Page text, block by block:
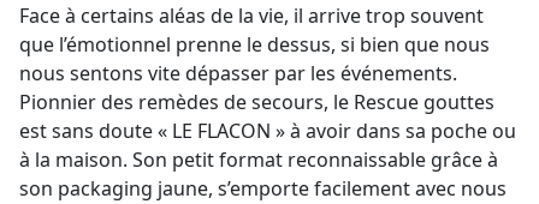
Face à certains aléas de la vie, il arrive trop souvent
que l’émotionnel prenne le dessus, si bien que nous
nous sentons vite dépasser par les événements.
Pionnier des remèdes de secours, le Rescue gouttes
est sans doute « LE FLACON » à avoir dans sa poche ou
à la maison. Son petit format reconnaissable grâce à
son packaging jaune, s’emporte facilement avec nous